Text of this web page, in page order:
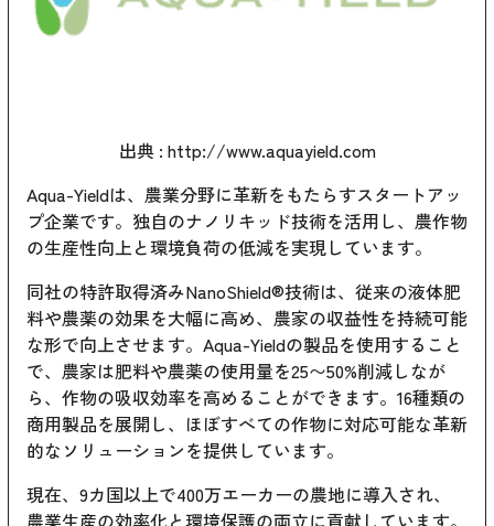
出典 : http://www.aquayield.com
Aqua-Yieldは、農業分野に革新をもたらすスタートアッ
プ企業です。独自のナノリキッド技術を活用し、農作物
の生産性向上と環境負荷の低減を実現しています。
同社の特許取得済みNanoShield®技術は、従来の液体肥
料や農薬の効果を大幅に高め、農家の収益性を持続可能
な形で向上させます。Aqua-Yieldの製品を使用すること
で、農家は肥料や農薬の使用量を25〜50%削減しなが
ら、作物の吸収効率を高めることができます。16種類の
商用製品を展開し、ほぼすべての作物に対応可能な革新
的なソリューションを提供しています。
現在、9カ国以上で400万エーカーの農地に導入され、
農業生産の効率化と環境保護の両立に貢献しています。